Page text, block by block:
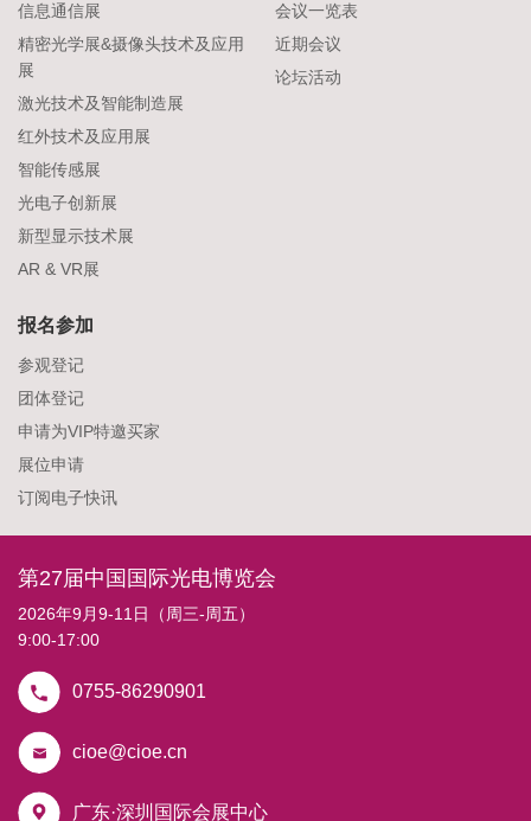
信息通信展
精密光学展&摄像头技术及应用
展
激光技术及智能制造展
红外技术及应用展
智能传感展
光电子创新展
新型显示技术展
AR & VR展
会议一览表
近期会议
论坛活动
报名参加
参观登记
团体登记
申请为VIP特邀买家
展位申请
订阅电子快讯
第27届中国国际光电博览会
2026年9月9-11日（周三-周五）
9:00-17:00
0755-86290901
cioe@cioe.cn
广东·深圳国际会展中心